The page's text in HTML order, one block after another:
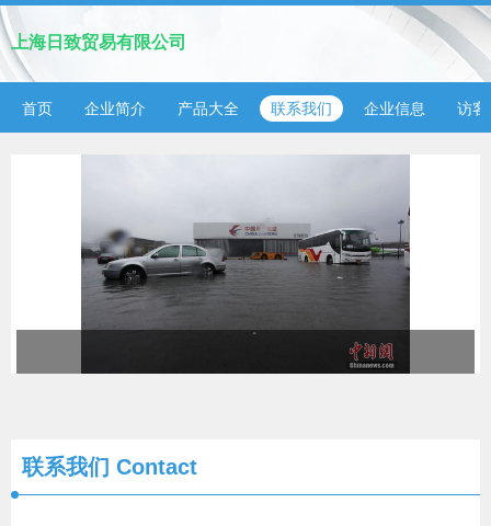
上海日致贸易有限公司
首页 企业简介 产品大全 联系我们 企业信息 访客
联系我们 Contact